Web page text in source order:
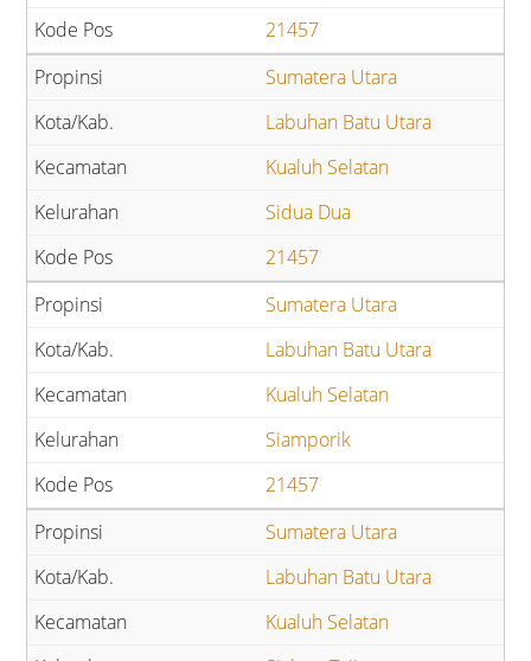
21457
Sumatera Utara
Labuhan Batu Utara
Kualuh Selatan
Sidua Dua
21457
Sumatera Utara
Labuhan Batu Utara
Kualuh Selatan
Siamporik
21457
Sumatera Utara
Labuhan Batu Utara
Kualuh Selatan